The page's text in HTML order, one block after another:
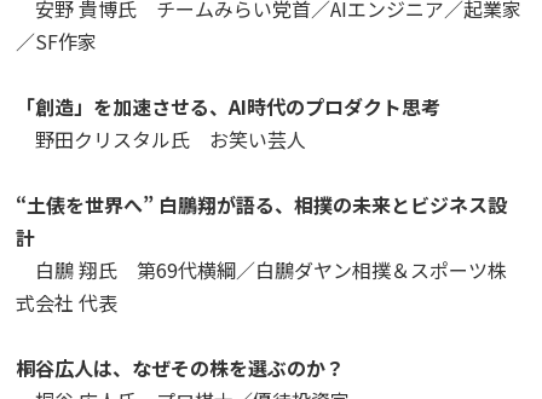
安野 貴博氏 チームみらい党首／AIエンジニア／起業家
／SF作家
「創造」を加速させる、AI時代のプロダクト思考
野田クリスタル氏 お笑い芸人
“土俵を世界へ” 白鵬翔が語る、相撲の未来とビジネス設
計
白鵬 翔氏 第69代横綱／白鵬ダヤン相撲＆スポーツ株
式会社 代表
桐谷広人は、なぜその株を選ぶのか？